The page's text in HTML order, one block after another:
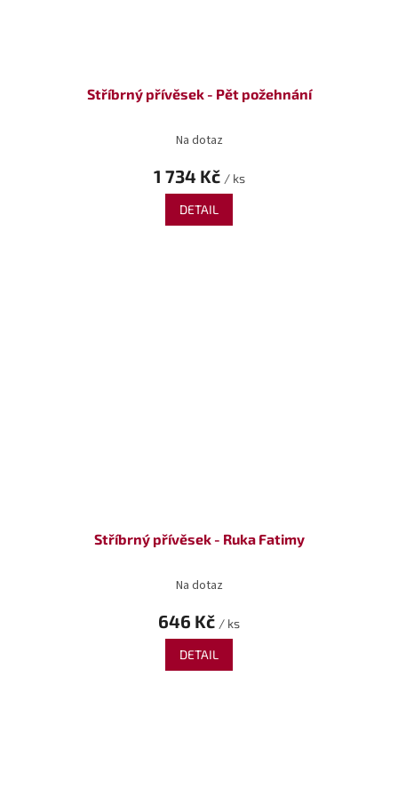
Stříbrný přívěsek - Pět požehnání
Na dotaz
1 734 Kč / ks
DETAIL
Stříbrný přívěsek - Ruka Fatimy
Na dotaz
646 Kč / ks
DETAIL